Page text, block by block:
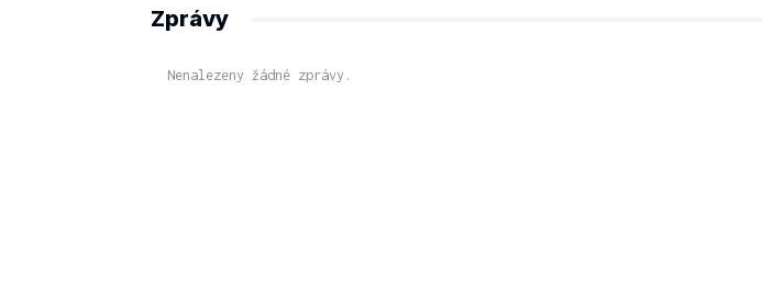
Zprávy
Nenalezeny žádné zprávy.